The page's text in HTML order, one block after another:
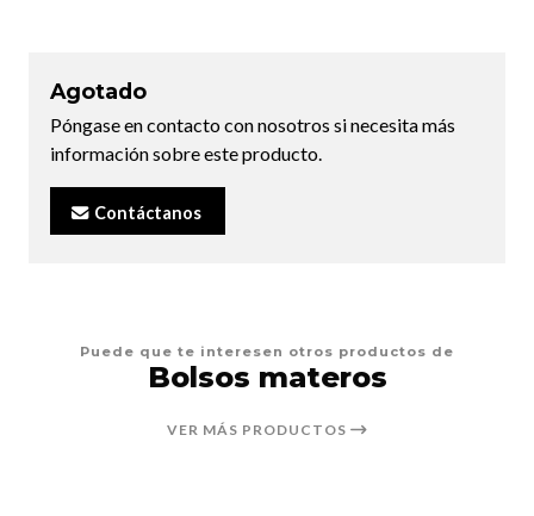
Agotado
Póngase en contacto con nosotros si necesita más
información sobre este producto.
Contáctanos
Puede que te interesen otros productos de
Bolsos materos
VER MÁS PRODUCTOS